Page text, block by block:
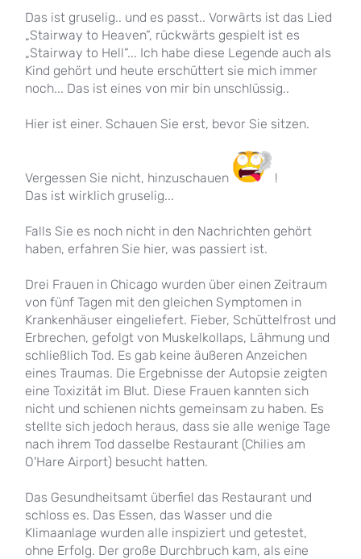
Das ist gruselig.. und es passt.. Vorwärts ist das Lied
„Stairway to Heaven“, rückwärts gespielt ist es
„Stairway to Hell“... Ich habe diese Legende auch als
Kind gehört und heute erschüttert sie mich immer
noch... Das ist eines von mir bin unschlüssig..
Hier ist einer. Schauen Sie erst, bevor Sie sitzen.
Vergessen Sie nicht, hinzuschauen
!
Das ist wirklich gruselig...
Falls Sie es noch nicht in den Nachrichten gehört
haben, erfahren Sie hier, was passiert ist.
Drei Frauen in Chicago wurden über einen Zeitraum
von fünf Tagen mit den gleichen Symptomen in
Krankenhäuser eingeliefert. Fieber, Schüttelfrost und
Erbrechen, gefolgt von Muskelkollaps, Lähmung und
schließlich Tod. Es gab keine äußeren Anzeichen
eines Traumas. Die Ergebnisse der Autopsie zeigten
eine Toxizität im Blut. Diese Frauen kannten sich
nicht und schienen nichts gemeinsam zu haben. Es
stellte sich jedoch heraus, dass sie alle wenige Tage
nach ihrem Tod dasselbe Restaurant (Chilies am
O'Hare Airport) besucht hatten.
Das Gesundheitsamt überfiel das Restaurant und
schloss es. Das Essen, das Wasser und die
Klimaanlage wurden alle inspiziert und getestet,
ohne Erfolg. Der große Durchbruch kam, als eine